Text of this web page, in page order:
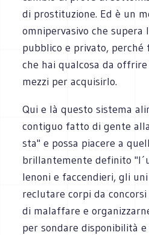
di prostituzione. Ed è un
omnipervasivo che supera
pubblico e privato, perché
che hai qualcosa da
mezzi per acquisirlo.
Qui e là questo sistema
contiguo fatto di gente
sta" e possa piacere a
brillantemente definito
lenoni e faccendieri, gli
reclutare corpi da
di malaffare e
per sondare disponibilità